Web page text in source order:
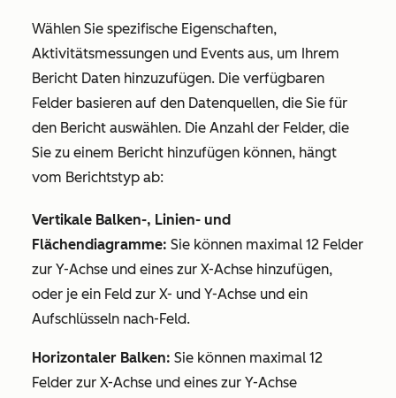
Wählen Sie spezifische Eigenschaften,
Aktivitätsmessungen und Events aus, um Ihrem
Bericht Daten hinzuzufügen. Die verfügbaren
Felder basieren auf den Datenquellen, die Sie für
den Bericht auswählen. Die Anzahl der Felder, die
Sie zu einem Bericht hinzufügen können, hängt
vom Berichtstyp ab:
Vertikale Balken-, Linien- und
Flächendiagramme: Sie können maximal 12 Felder
zur Y-Achse und eines zur X-Achse hinzufügen,
oder je ein Feld zur X- und Y-Achse und ein
Aufschlüsseln nach-Feld.
Horizontaler Balken: Sie können maximal 12
Felder zur X-Achse und eines zur Y-Achse